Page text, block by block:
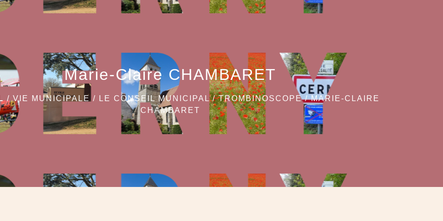
Marie-Claire CHAMBARET
/VIE MUNICIPALE / LE CONSEIL MUNICIPAL/TROMBINOSCOPE/MARIE-CLAIRE
CHAMBARET